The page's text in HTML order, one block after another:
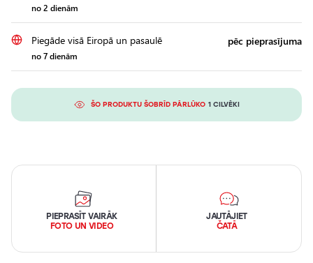
no 2 dienām
Piegāde visā Eiropā un pasaulē
no 7 dienām
pēc pieprasījuma
ŠO PRODUKTU ŠOBRĪD PĀRLŪKO 1 CILVĒKI
PIEPRASĪT VAIRĀK
FOTO UN VIDEO
JAUTĀJIET
ČATĀ